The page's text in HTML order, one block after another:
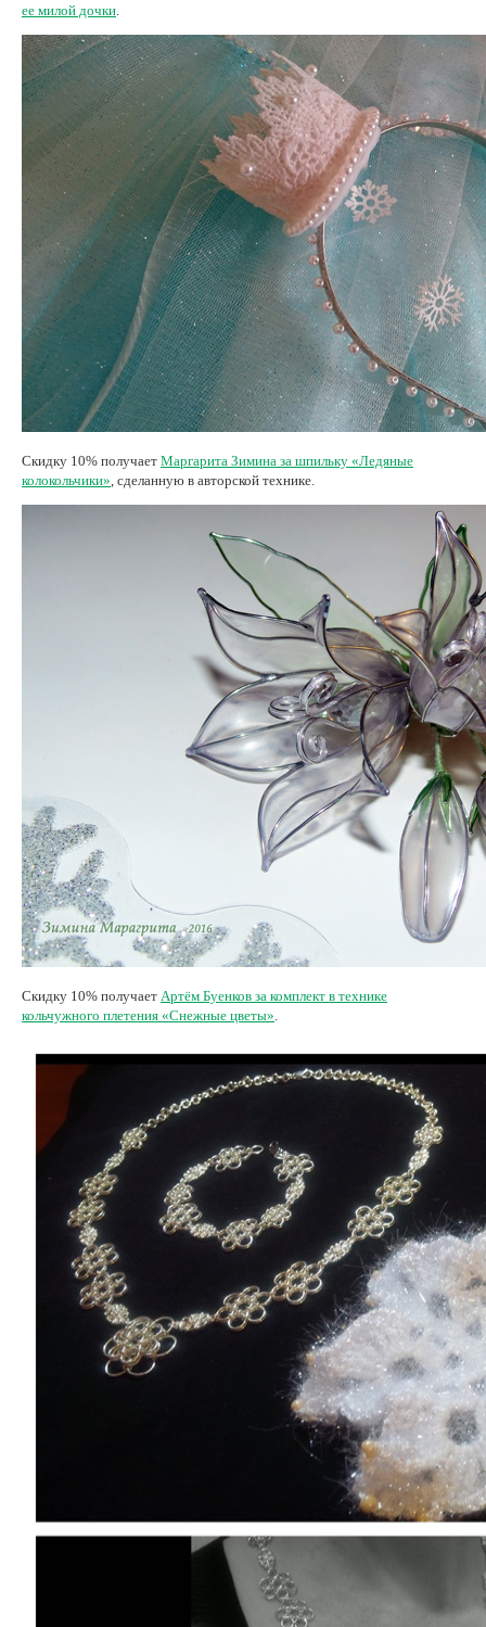
ее милой дочки
Скидку 10% получает Маргарита Зимина за шпильку «Ледяные
колокольчики» , сделанную в авторской технике.
Скидку 10% получает Артём Буенков за комплект в технике
кольчужного плетения «Снежные цветы»